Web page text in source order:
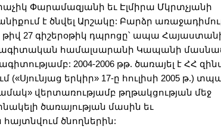
Փարամազյանի եւ Էլմիրա Մկրտչյանի
է ծնվել Արշակը: Բարձր
27 գիշերօթիկ դպրոցը՝ ապա
համալսարանի Կապանի
2004-2006 թթ. ծառայել է ՀՀ
(«Սյունյաց երկիր» 17-ը հուլիսի 2005 թ.)
վերտառությամբ թղթակցության մեջ
ծառայության մասին եւ
ծնողներին: